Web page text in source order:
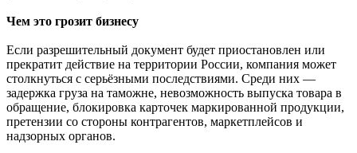
Чем это грозит бизнесу
Если разрешительный документ будет приостановлен или
прекратит действие на территории России, компания может
столкнуться с серьёзными последствиями. Среди них —
задержка груза на таможне, невозможность выпуска товара в
обращение, блокировка карточек маркированной продукции,
претензии со стороны контрагентов, маркетплейсов и
надзорных органов.